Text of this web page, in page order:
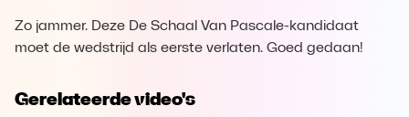
Zo jammer. Deze De Schaal Van Pascale-kandidaat
moet de wedstrijd als eerste verlaten. Goed gedaan!
Gerelateerde video's